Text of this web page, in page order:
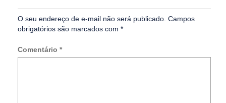
O seu endereço de e-mail não será publicado. Campos
obrigatórios são marcados com *
Comentário *